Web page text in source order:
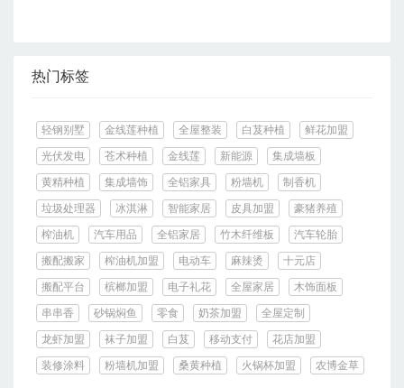
热门标签
轻钢别墅 金线莲种植 全屋整装 白芨种植 鲜花加盟
光伏发电 苍术种植 金线莲 新能源 集成墙板
黄精种植 集成墙饰 全铝家具 粉墙机 制香机
垃圾处理器 冰淇淋 智能家居 皮具加盟 豪猪养殖
榨油机 汽车用品 全铝家居 竹木纤维板 汽车轮胎
搬配搬家 榨油机加盟 电动车 麻辣烫 十元店
搬配平台 槟榔加盟 电子礼花 全屋家居 木饰面板
串串香 砂锅焖鱼 零食 奶茶加盟 全屋定制
龙虾加盟 袜子加盟 白芨 移动支付 花店加盟
装修涂料 粉墙机加盟 桑黄种植 火锅杯加盟 农博金草